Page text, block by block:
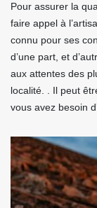
Pour assurer la
faire appel à
connu pour ses
d’une part, et
aux attentes des
localité. . Il peut
vous avez besoin